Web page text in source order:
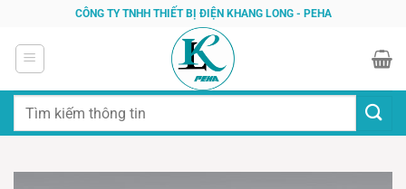
dung
CÔNG TY TNHH THIẾT BỊ ĐIỆN KHANG LONG - PEHA
Tìm